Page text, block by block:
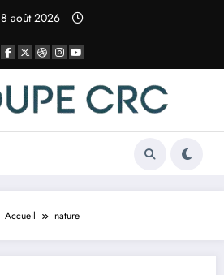
8 août 2026
Accueil nature